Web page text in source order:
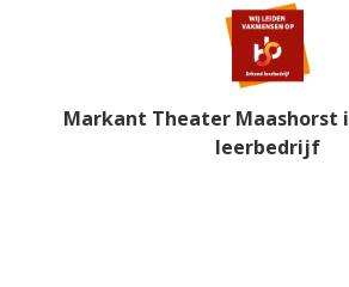
Markant Theater Maashorst
leerbedrijf